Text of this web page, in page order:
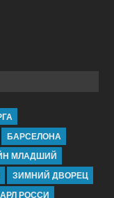
БАРСЕЛОНА
МЛАДШИЙ
ЗИМНИЙ ДВОРЕЦ
РОССИ